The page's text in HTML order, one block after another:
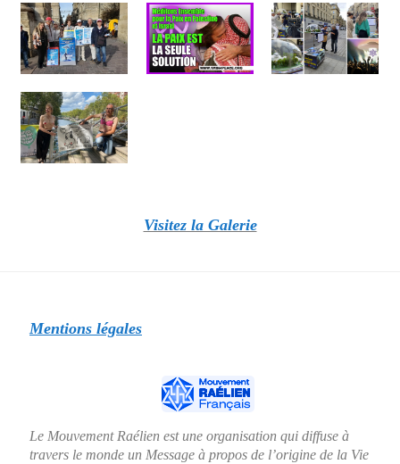
Visitez la Galerie
Mentions légales
Le Mouvement Raélien est une organisation qui diffuse à
travers le monde un Message à propos de l’origine de la Vie